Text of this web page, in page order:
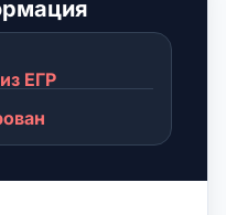
ЕГР